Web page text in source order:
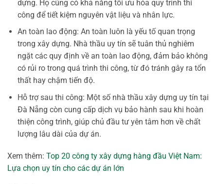
dựng. Họ cũng có khả năng tối ưu hóa quy trình thi
công để tiết kiệm nguyên vật liệu và nhân lực.
An toàn lao động: An toàn luôn là yếu tố quan trọng
trong xây dựng. Nhà thầu uy tín sẽ tuân thủ nghiêm
ngặt các quy định về an toàn lao động, đảm bảo không
có rủi ro trong quá trình thi công, từ đó tránh gây ra tổn
thất hay chậm tiến độ.
Hỗ trợ sau thi công: Một số nhà thầu xây dựng uy tín tại
Đà Nẵng còn cung cấp dịch vụ bảo hành sau khi hoàn
thiện công trình, giúp chủ đầu tư yên tâm hơn về chất
lượng lâu dài của dự án.
Xem thêm: Top 20 công ty xây dựng hàng đầu Việt Nam:
Lựa chọn uy tín cho các dự án lớn